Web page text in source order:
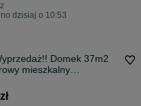
dzisiaj o 10:53
Domek 37m2
mieszkalny
biuro usługowe,